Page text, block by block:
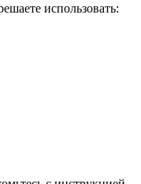
использовать: